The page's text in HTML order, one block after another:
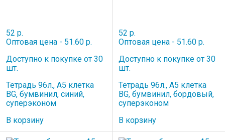
52 р.
Оптовая цена - 51.60 р.
Доступно к покупке от 30
шт.
Тетрадь 96л., А5 клетка
BG, бумвинил, синий,
суперэконом
В корзину
52 р.
Оптовая цена - 51.60 р.
Доступно к покупке от 30
шт.
Тетрадь 96л., А5 клетка
BG, бумвинил, бордовый,
суперэконом
В корзину